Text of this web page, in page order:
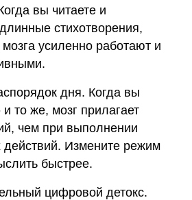
вы читаете и
стихотворения,
усиленно работают и
дня. Когда вы
то же, мозг прилагает
чем при выполнении
Измените режим
быстрее.
цифровой детокс.